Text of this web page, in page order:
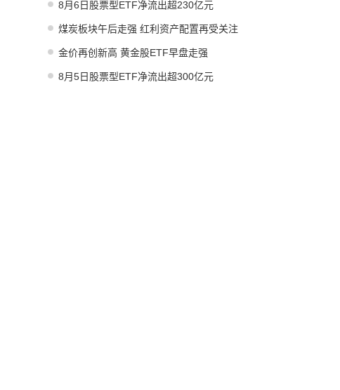
8月6日股票型ETF净流出超230亿元
煤炭板块午后走强 红利资产配置再受关注
金价再创新高 黄金股ETF早盘走强
8月5日股票型ETF净流出超300亿元